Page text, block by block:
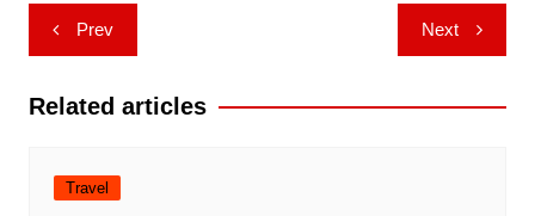
Post
navigation
Prev Next
Related articles
Travel